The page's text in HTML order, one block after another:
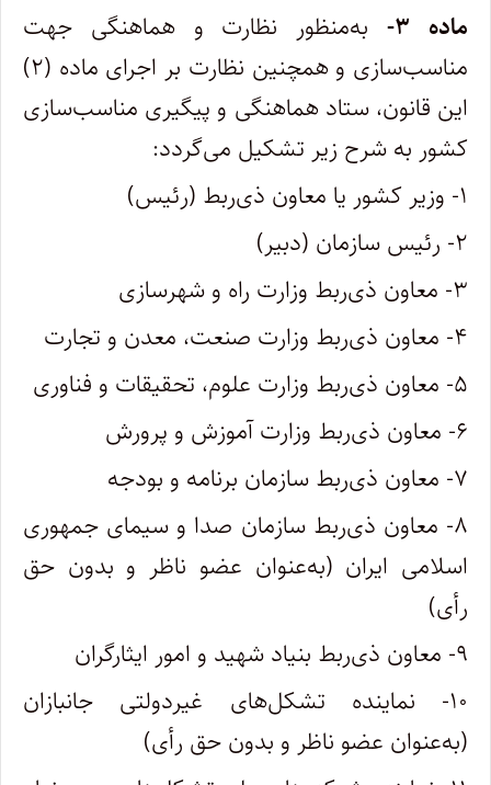
ماده ۳-
به‌منظور نظارت و هماهنگی جهت
مناسب‏‌سازی و همچنین نظارت بر اجرای ماده (۲)
این قانون، ستاد هماهنگی و پیگیری مناسب‏‌سازی
کشور به شرح زیر تشکیل می‏‌گردد:
۱- وزیر کشور یا معاون ذی‌ربط (رئیس)
۲- رئیس سازمان (دبیر)
۳- معاون ذی‌ربط وزارت راه و شهرسازی
۴- معاون ذی‌ربط وزارت صنعت، معدن و تجارت
۵- معاون ذی‌ربط وزارت علوم، تحقیقات و فناوری
۶- معاون ذی‌ربط وزارت آموزش و پرورش
۷- معاون ذی‌ربط سازمان برنامه و بودجه
۸- معاون ذی‌ربط سازمان صدا و سیمای جمهوری
اسلامی ایران (به‌عنوان عضو ناظر و بدون حق
رأی)
۹- معاون ذی‌ربط بنیاد شهید و امور ایثارگران
۱۰- نماینده تشکل‌های غیردولتی جانبازان
(به‌عنوان عضو ناظر و بدون حق رأی)